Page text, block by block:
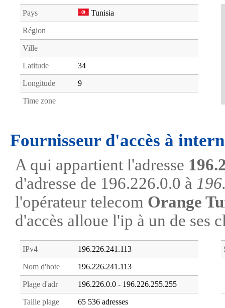
Pays Tunisia
Région
Ville
Latitude 34
Longitude 9
Time zone
Fournisseur d'accès à
A qui appartient l'adresse
d'adresse de 196.226.0.0 à
l'opérateur telecom Orange
d'accès alloue l'ip à un de ses
IPv4 196.226.241.113
Nom d'hote 196.226.241.113
Plage d'adr 196.226.0.0 - 196.226.255.255
Taille plage 65 536 adresses